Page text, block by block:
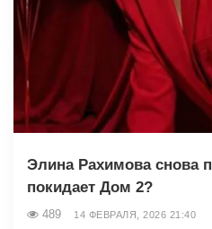
Элина Рахимова снова
покидает Дом 2?
489 14 ФЕВРАЛЯ, 2026 21:40